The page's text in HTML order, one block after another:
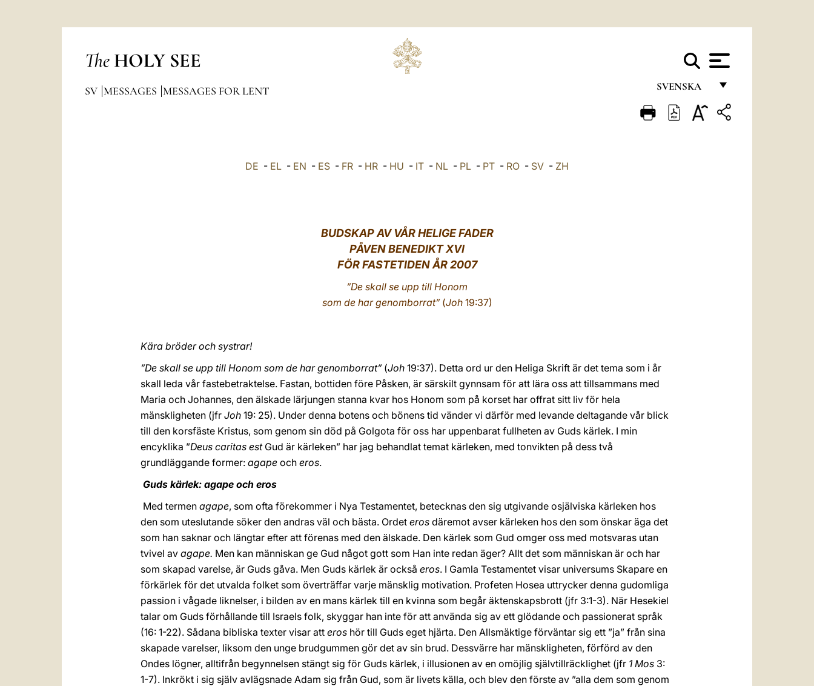
The HOLY SEE
SVENSKA
FRANÇAIS
SV MESSAGES MESSAGES FOR LENT
DE - EL - EN - ES - FR - HR - HU - IT - NL - PL - PT - RO - SV - ZH
BUDSKAP AV VÅR HELIGE FADER
PÅVEN BENEDIKT XVI
FÖR FASTETIDEN ÅR 2007
”De skall se upp till Honom
som de har genomborrat” (Joh19:37)
Kära bröder och systrar!
”De skall se upp till Honom som de har genomborrat”(Joh 19:37). Detta ord ur den Heliga Skrift är det tema som i år
skall leda vår fastebetraktelse. Fastan, bottiden före Påsken, är särskilt gynnsam för att lära oss att tillsammans med
Maria och Johannes, den älskade lärjungen stanna kvar hos Honom som på korset har offrat sitt liv för hela
mänskligheten (jfr Joh 19: 25). Under denna botens och bönens tid vänder vi därför med levande deltagande vår blick
till den korsfäste Kristus, som genom sin död på Golgota för oss har uppenbarat fullheten av Guds kärlek. I min
encyklika ”Deus caritas estGud är kärleken” har jag behandlat temat kärleken, med tonvikten på dess två
grundläggande former: agape och eros.
Guds kärlek: agape och eros
Med termen agape, som ofta förekommer i Nya Testamentet, betecknas den sig utgivande osjälviska kärleken hos
den som uteslutande söker den andras väl och bästa. Ordet eros däremot avser kärleken hos den som önskar äga det
som han saknar och längtar efter att förenas med den älskade. Den kärlek som Gud omger oss med motsvaras utan
tvivel av agape. Men kan människan ge Gud något gott som Han inte redan äger? Allt det som människan är och har
som skapad varelse, är Guds gåva. Men Guds kärlek är också eros. I Gamla Testamentet visar universums Skapare en
förkärlek för det utvalda folket som överträffar varje mänsklig motivation. Profeten Hosea uttrycker denna gudomliga
passion i vågade liknelser, i bilden av en mans kärlek till en kvinna som begår äktenskapsbrott (jfr 3:1-3). När Hesekiel
talar om Guds förhållande till Israels folk, skyggar han inte för att använda sig av ett glödande och passionerat språk
(16: 1-22). Sådana bibliska texter visar att eros hör till Guds eget hjärta. Den Allsmäktige förväntar sig ett ”ja” från sina
skapade varelser, liksom den unge brudgummen gör det av sin brud. Dessvärre har mänskligheten, förförd av den
Ondes lögner, alltifrån begynnelsen stängt sig för Guds kärlek, i illusionen av en omöjlig självtillräcklighet (jfr 1 Mos 3:
1-7). Inkrökt i sig själv avlägsnade Adam sig från Gud, som är livets källa, och blev den förste av ”alla dem som genom